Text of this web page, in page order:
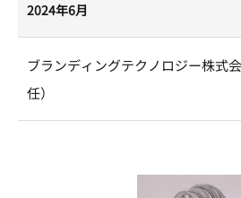
2024年6月
ブランディングテクノロジー株式
任）